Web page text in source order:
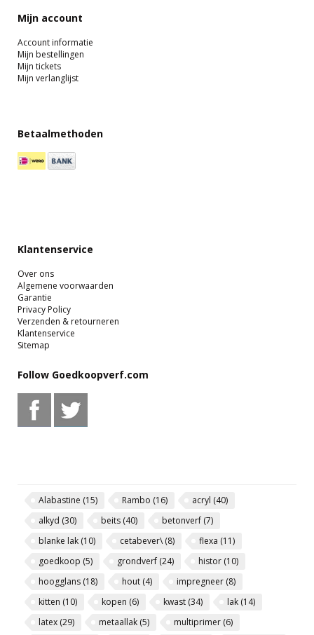
Mijn account
Account informatie
Mijn bestellingen
Mijn tickets
Mijn verlanglijst
Betaalmethoden
Klantenservice
Over ons
Algemene voorwaarden
Garantie
Privacy Policy
Verzenden & retourneren
Klantenservice
Sitemap
Follow Goedkoopverf.com
Alabastine (15) Rambo (16) acryl (40)
alkyd (30) beits (40) betonverf (7)
blanke lak (10) cetabever\(8) flexa (11)
goedkoop (5) grondverf (24) histor (10)
hoogglans (18) hout (4) impregneer (8)
kitten (10) kopen (6) kwast (34) lak (14)
latex (29) metaallak (5) multiprimer (6)